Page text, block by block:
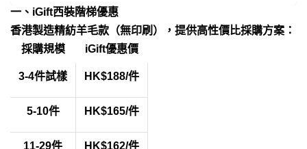
一、iGift西裝階梯優惠
香港製造精紡羊毛款（無印刷），提供高性價比採購方案：
採購規模
iGift優惠價
3-4件試樣 HK$188/件
5-10件 HK$165/件
11-29件 HK$162/件